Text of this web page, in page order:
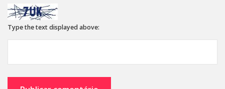
Type the text displayed above: